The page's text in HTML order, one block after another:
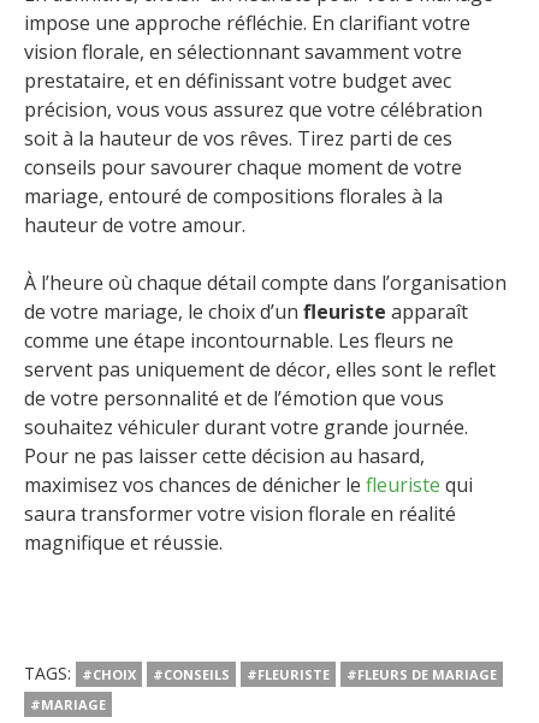
impose une approche réfléchie. En clarifiant votre
vision florale, en sélectionnant savamment votre
prestataire, et en définissant votre budget avec
précision, vous vous assurez que votre célébration
soit à la hauteur de vos rêves. Tirez parti de ces
conseils pour savourer chaque moment de votre
mariage, entouré de compositions florales à la
hauteur de votre amour.
À l’heure où chaque détail compte dans l’organisation
de votre mariage, le choix d’un fleuriste apparaît
comme une étape incontournable. Les fleurs ne
servent pas uniquement de décor, elles sont le reflet
de votre personnalité et de l’émotion que vous
souhaitez véhiculer durant votre grande journée.
Pour ne pas laisser cette décision au hasard,
maximisez vos chances de dénicher le fleuriste qui
saura transformer votre vision florale en réalité
magnifique et réussie.
TAGS: #CHOIX #CONSEILS #FLEURISTE
#FLEURS DE MARIAGE
#MARIAGE